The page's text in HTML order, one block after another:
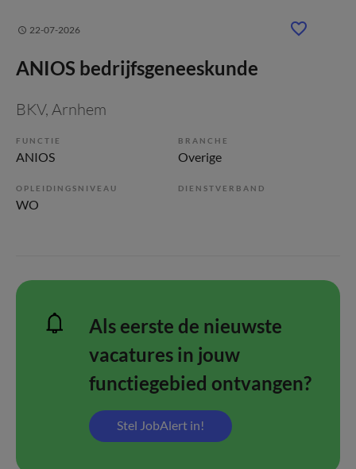
22-07-2026
ANIOS bedrijfsgeneeskunde
BKV, Arnhem
FUNCTIE
ANIOS
BRANCHE
Overige
OPLEIDINGSNIVEAU
WO
DIENSTVERBAND
Als eerste de nieuwste
vacatures in jouw
functiegebied ontvangen?
Stel JobAlert in!